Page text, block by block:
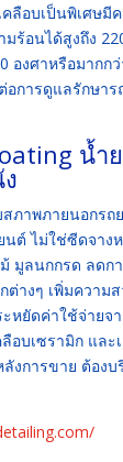
ลือบเป็นพิเศษมี
ร้อนได้สูงถึง
องศาหรือมากกว่
การดูแลรักษาร
น้ำ
ภาพภายนอกรถ
ต์ ไม่ใช่ซีดจาง
มูลนกกรด ลดก
างๆ เพิ่มความส
หยัดค่าใช้จ่ายจ
อบเซรามิก และ
งการขาย ต้องบ
โ